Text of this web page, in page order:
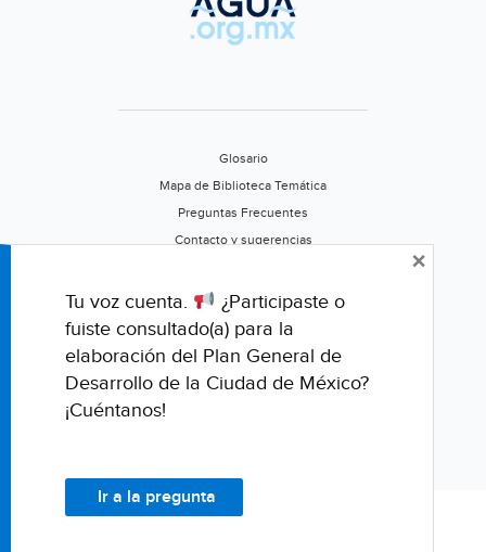
Glosario
Mapa de Biblioteca Temática
Preguntas Frecuentes
Contacto y sugerencias
Califica este portal
Tu voz cuenta.
¿Participaste o
fuiste consultado(a) para la
elaboración del Plan General de
Desarrollo de la Ciudad de México?
¡Cuéntanos!
Ir a la pregunta
×